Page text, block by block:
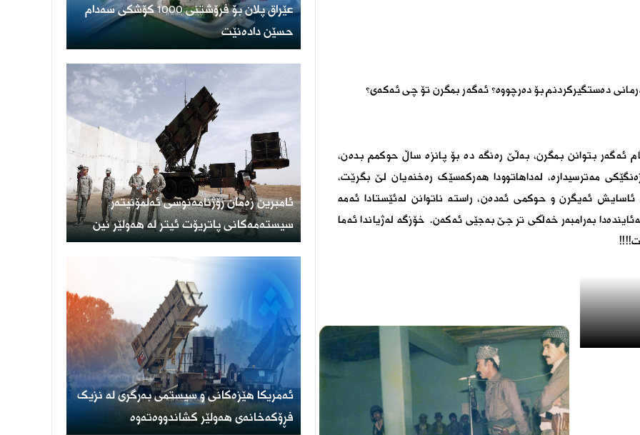
دەستگیرکردنم بۆ دەرچووە؟ ئەگەر بمگرن تۆ چی ئەکەی؟
ئەگەر بتوانن بمگرن، بەڵێ رەنگە دە بۆ پانزە ساڵ حوکمم بدەن،
مەترسیدارە، لەداهاتوودا هەرکەسێک رەخنەیان لێ بگرێت،
ئەیگرن و حوکمی ئەدەن، راستە ناتوانن لەئێستادا ئەمە
بەرامبەر خەڵکی تر جێ بەجێی ئەکەن. خۆزگە لەژیاندا ئەما
عێراق پلان بۆ فرۆشتنی 1000 کۆشکی سەدام
حسێن دادەنێت
ئامبرین زەمان رۆژنامەنوسی ئەلمۆنیتەر:
سیستەمەکانی پاتریۆت ئیتر لە هەولێر نین
ئەمریكا هێزەكانی و سیستمی بەرگری لە نزیک
فڕۆكەخانەی هەولێر كشاندووەتەوە